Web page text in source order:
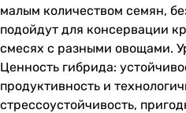
малым количеством семян,
подойдут для консервации
смесях с разными овощами.
Ценность гибрида:
продуктивность и
стрессоустойчивость,